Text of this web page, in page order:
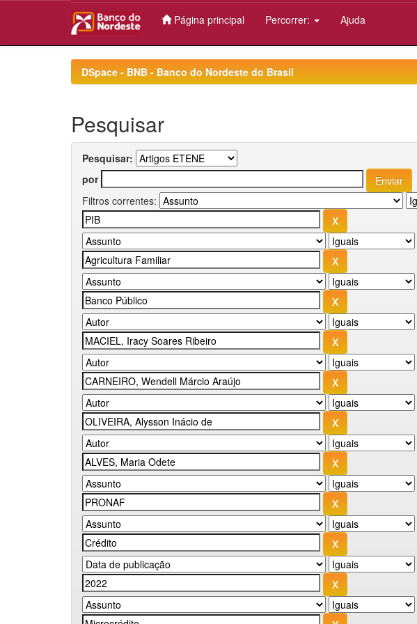
Página principal Percorrer: Ajuda
DSpace - BNB - Banco do Nordeste do Brasil
Pesquisar
Pesquisar:
por
Filtros correntes: